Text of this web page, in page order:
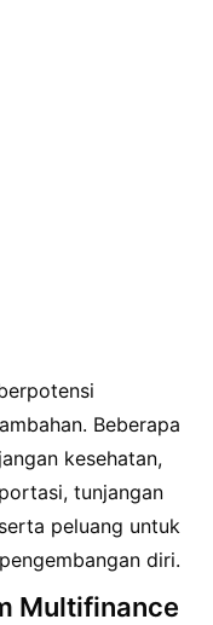
Beberapa
kesehatan,
tunjangan
peluang untuk
diri.
Multifinance